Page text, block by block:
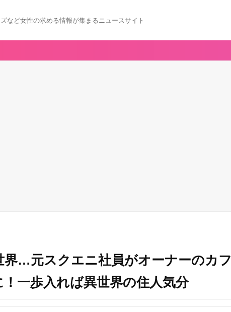
など女性の求める情報が集まるニュースサイト
界…元スクエニ社員がオーナーのカフ
一歩入れば異世界の住人気分